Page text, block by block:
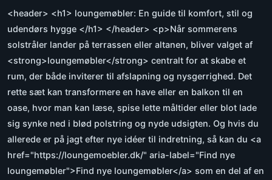
<header> <h1> loungemøbler: En guide til komfort, stil og
udendørs hygge </h1> </header> <p>Når sommerens
solstråler lander på terrassen eller altanen, bliver valget af
<strong>loungemøbler</strong> centralt for at skabe et
rum, der både inviterer til afslapning og nysgerrighed. Det
rette sæt kan transformere en have eller en balkon til en
oase, hvor man kan læse, spise lette måltider eller blot lade
sig synke ned i blød polstring og nyde udsigten. Og hvis du
allerede er på jagt efter nye idéer til indretning, så kan du <a
href="https://loungemoebler.dk/" aria-label="Find nye
loungemøbler">Find nye loungemøbler</a> som en del af en